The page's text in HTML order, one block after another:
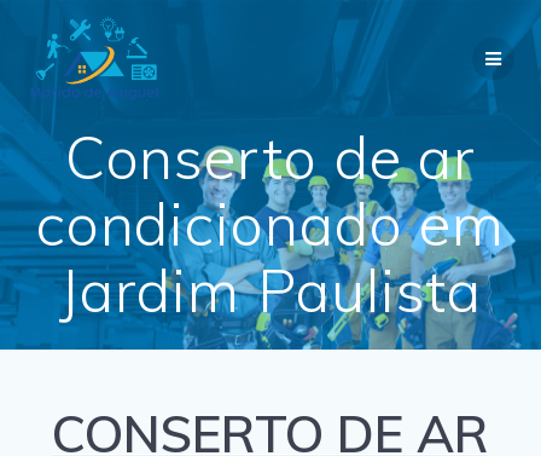
Conserto de ar
condicionado em
Jardim Paulista
CONSERTO DE AR